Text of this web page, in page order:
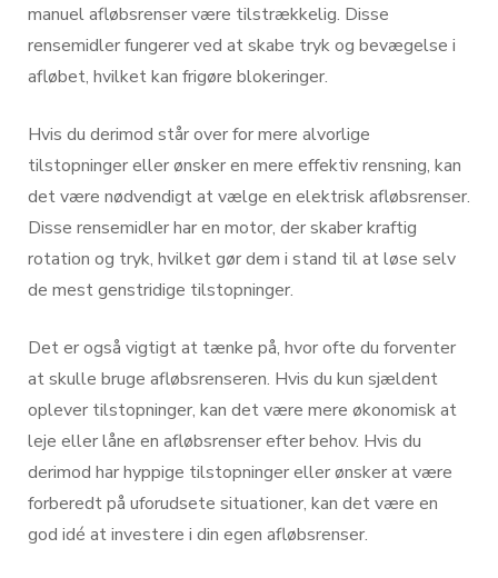
manuel afløbsrenser være tilstrækkelig. Disse
rensemidler fungerer ved at skabe tryk og bevægelse i
afløbet, hvilket kan frigøre blokeringer.
Hvis du derimod står over for mere alvorlige
tilstopninger eller ønsker en mere effektiv rensning, kan
det være nødvendigt at vælge en elektrisk afløbsrenser.
Disse rensemidler har en motor, der skaber kraftig
rotation og tryk, hvilket gør dem i stand til at løse selv
de mest genstridige tilstopninger.
Det er også vigtigt at tænke på, hvor ofte du forventer
at skulle bruge afløbsrenseren. Hvis du kun sjældent
oplever tilstopninger, kan det være mere økonomisk at
leje eller låne en afløbsrenser efter behov. Hvis du
derimod har hyppige tilstopninger eller ønsker at være
forberedt på uforudsete situationer, kan det være en
god idé at investere i din egen afløbsrenser.